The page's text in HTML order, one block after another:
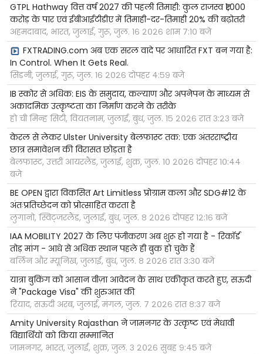
GTPL Hathway वित्त वर्ष 2027 की पहली तिमाही: कुल राजस्व ₹1,000
करोड़ के पार एवं ईबीआईटीडीए में तिमाही-दर-तिमाही 20% की बढ़ोतरी
अहमदाबाद, भारत, जुलाई, गुरू, जुल. १६ २०२६ शाम ७:१० बजे
FXTRADING.com अब एक सरल वादे पर आधारित FXT बन गया है:
In Control. When It Gets Real.
सिडनी, जुलाई, गुरू, जुल. १६ २०२६ दोपहर ४:५९ बजे
IB स्कोर से अधिक: EIS के समुदाय, कल्याण और अपनेपन के माध्यम से
अकादमिक उत्कृष्टता का निर्माण करने के तरीके
हो ची मिन्ह सिटी, वियतनाम, जुलाई, बुध, जुल. १५ २०२६ रात ३:२३ बजे
केरल से लेकर Ulster University बेलफास्ट तक: एक अंतरराष्ट्रीय
छात्र समावेशन की विरासत छोड़ता है
बेलफास्ट, उत्तरी आयरलैंड, जुलाई, शुक्र, जुल. १० २०२६ दोपहर १०:४४
बजे
BE OPEN द्वारा विकसित Art Limitless प्रोग्राम कला और SDG#12 के
अंतःप्रतिच्छेदन को प्रोत्साहित करता है
लुगानो, स्विट्जरलैंड, जुलाई, बुध, जुल. ८ २०२६ दोपहर १२:१६ बजे
IAA MOBILITY 2027 के लिए पंजीकरण अब शुरू हो गया है - रिकॉर्ड
तोड़ मांग - आधे से अधिक स्थान पहले ही बुक हो चुके हैं
बर्लिन और म्यूनिख, जुलाई, बुध, जुल. ८ २०२६ रात ३:३० बजे
यात्रा बुकिंग को आसान वीज़ा आवेदन के साथ एकीकृत करते हुए, सऊदी
ने "Package Visa" की शुरुआत की
रियाद, सऊदी अरब, जुलाई, मंगल, जुल. ७ २०२६ रात ८:३७ बजे
Amity University Rajasthan ने जामनगर के उत्कृष्ट एवं मेधावी
विद्यार्थियों को किया सम्मानित
जामनगर, भारत, जुलाई, शुक्र, जुल. ३ २०२६ सुबह ९:४५ बजे